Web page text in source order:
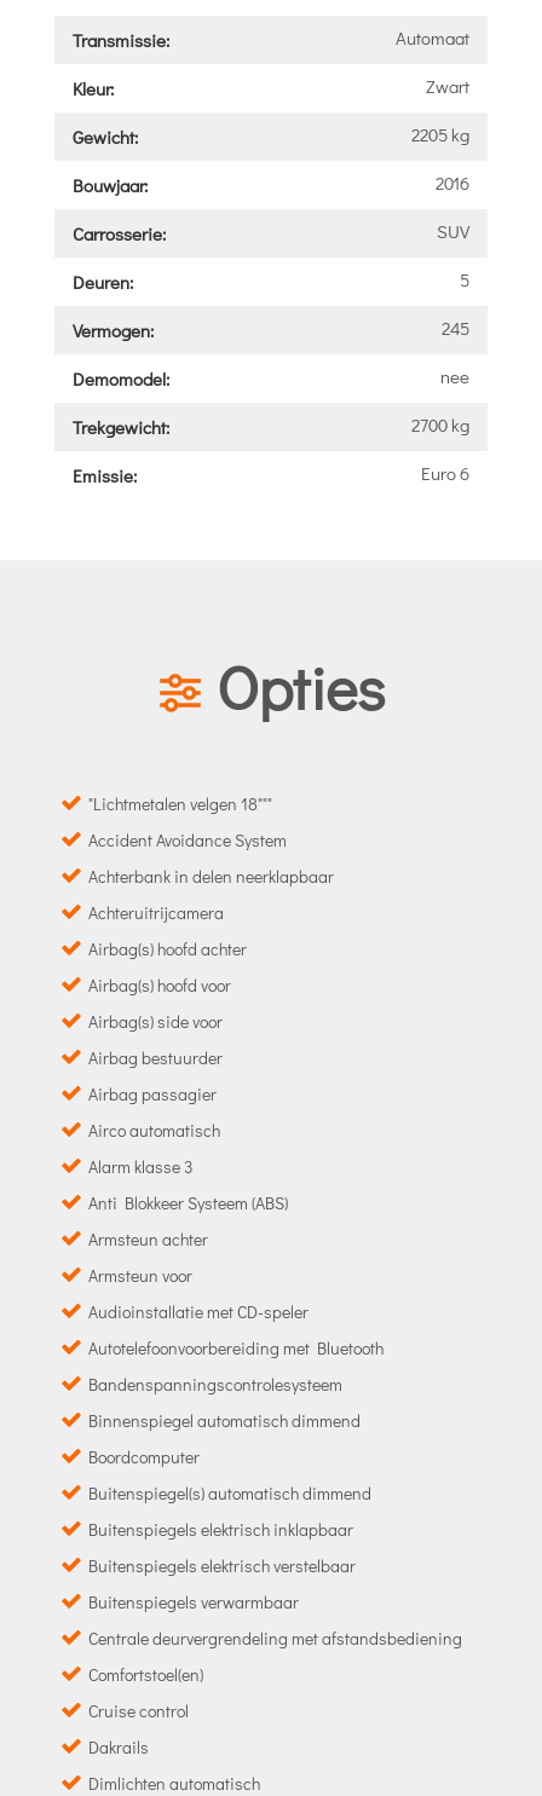
Transmissie: Automaat
Kleur: Zwart
Gewicht: 2205 kg
Bouwjaar: 2016
Carrosserie: SUV
Deuren: 5
Vermogen: 245
Demomodel: nee
Trekgewicht: 2700 kg
Emissie: Euro 6
Opties
"Lichtmetalen velgen 18"""
Accident Avoidance System
Achterbank in delen neerklapbaar
Achteruitrijcamera
Airbag(s) hoofd achter
Airbag(s) hoofd voor
Airbag(s) side voor
Airbag bestuurder
Airbag passagier
Airco automatisch
Alarm klasse 3
Anti Blokkeer Systeem (ABS)
Armsteun achter
Armsteun voor
Audioinstallatie met CD-speler
Autotelefoonvoorbereiding met Bluetooth
Bandenspanningscontrolesysteem
Binnenspiegel automatisch dimmend
Boordcomputer
Buitenspiegel(s) automatisch dimmend
Buitenspiegels elektrisch inklapbaar
Buitenspiegels elektrisch verstelbaar
Buitenspiegels verwarmbaar
Centrale deurvergrendeling met afstandsbediening
Comfortstoel(en)
Cruise control
Dakrails
Dimlichten automatisch